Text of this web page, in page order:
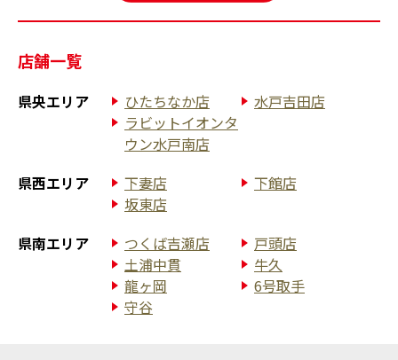
店舗一覧
県央エリア ひたちなか店
水戸吉田店
ラビットイオンタ
ウン水戸南店
県西エリア
下妻店
下館店
坂東店
県南エリア
つくば吉瀬店
戸頭店
土浦中貫
牛久
龍ヶ岡
6号取手
守谷